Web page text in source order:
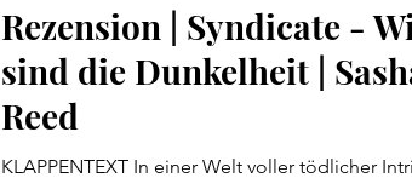
Rezension | Syndicate -
sind die Dunkelheit |
Reed
KLAPPENTEXT In einer Welt voller tödlicher